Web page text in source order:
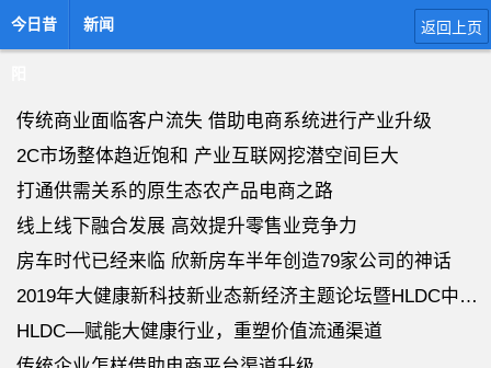
今日昔 新闻 返回上页
传统商业面临客户流失 借助电商系统进行产业升级
2C市场整体趋近饱和 产业互联网挖潜空间巨大
打通供需关系的原生态农产品电商之路
线上线下融合发展 高效提升零售业竞争力
房车时代已经来临 欣新房车半年创造79家公司的神话
2019年大健康新科技新业态新经济主题论坛暨HLDC中国超级节点首发式在天津举
HLDC—赋能大健康行业，重塑价值流通渠道